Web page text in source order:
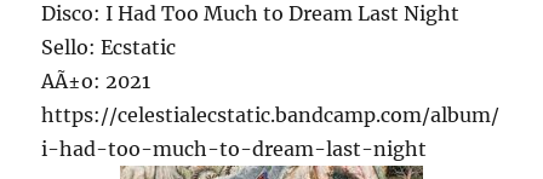
Disco: I Had Too Much to Dream Last Night
Sello: Ecstatic
AÃ±o: 2021
https://celestialecstatic.bandcamp.com/album/
i-had-too-much-to-dream-last-night